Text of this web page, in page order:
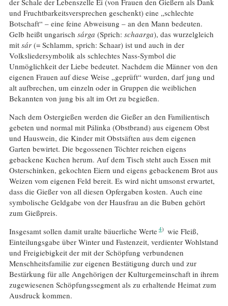
und Fruchtbarkeitsversprechen geschenkt) eine „schlechte
Botschaft“ – eine feine Abweisung – an den Mann bedeuten.
Gelb heißt ungarisch sárga (Sprich: schaarga), das wurzelgleich
mit sár(= Schlamm, sprich: Schaar) ist und auch in der
Volksliedersymbolik als schlechtes Nass-Symbol die
Unmöglichkeit der Liebe bedeutet. Nachdem die Männer von den
eigenen Frauen auf diese Weise „geprüft“ wurden, darf jung und
alt aufbrechen, um einzeln oder in Gruppen die weiblichen
Bekannten von jung bis alt im Ort zu begießen.
Nach dem Ostergießen werden die Gießer an den Familientisch
gebeten und normal mit Pálinka (Obstbrand) aus eigenem Obst
und Hauswein, die Kinder mit Obstsäften aus dem eigenen
Garten bewirtet. Die begossenen Töchter reichen eigens
gebackene Kuchen herum. Auf dem Tisch steht auch Essen mit
Osterschinken, gekochten Eiern und eigens gebackenem Brot aus
Weizen vom eigenen Feld bereit. Es wird nicht umsonst erwartet,
dass die Gießer von all diesen Opfergaben kosten. Auch eine
symbolische Geldgabe von der Hausfrau an die Buben gehört
zum Gießpreis.
Insgesamt sollen damit uralte bäuerliche Werte 4
wie Fleiß,
Einteilungsgabe über Winter und Fastenzeit, verdienter Wohlstand
und Freigiebigkeit der mit der Schöpfung verbundenen
Menschheitsfamilie zur eigenen Bestätigung durch und zur
Bestärkung für alle Angehörigen der Kulturgemeinschaft in ihrem
zugewiesenen Schöpfungssegment als zu erhaltende Heimat zum
Ausdruck kommen.